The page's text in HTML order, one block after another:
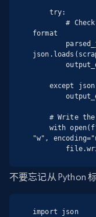
        # Check if the scraped data is in JSON
format
        output_extension = "json"
        output_extension = "md"
"w",
不要忘记从 Python
import json